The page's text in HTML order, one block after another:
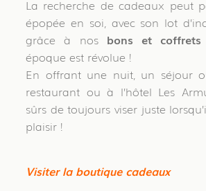
La recherche de cadeaux peut
épopée en soi, avec son lot
grâce à nos bons et coffrets
époque est révolue !
En offrant une nuit, un séjour
restaurant ou à l’hôtel Les
sûrs de toujours viser juste
plaisir !
Visiter la boutique cadeaux